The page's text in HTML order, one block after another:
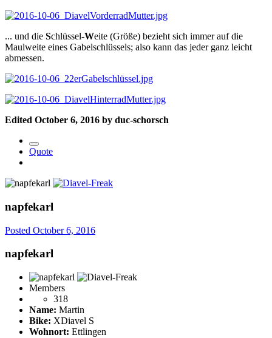
... und die Schlüssel-Weite (Größe) bezieht sich immer auf die
Maulweite eines Gabelschlüssels; also kann das jeder ganz leicht
abmessen.
Edited October 6, 2016 by duc-schorsch
Quote
napfekarl
Posted October 6, 2016
napfekarl
Members
318
Name: Martin
Bike: XDiavel S
Wohnort: Ettlingen